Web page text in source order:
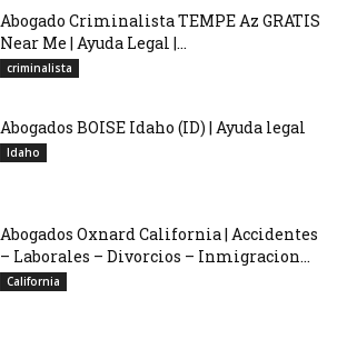
Abogado Criminalista TEMPE Az GRATIS
Near Me | Ayuda Legal |...
criminalista
Abogados BOISE Idaho (ID) | Ayuda legal
Idaho
Abogados Oxnard California | Accidentes
– Laborales – Divorcios – Inmigracion...
California